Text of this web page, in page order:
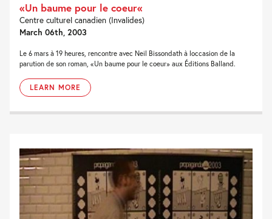
«Un baume pour le coeur«
Centre culturel canadien (Invalides)
March 06th, 2003
Le 6 mars à 19 heures, rencontre avec Neil Bissondath à loccasion de la
parution de son roman, «Un baume pour le coeur» aux Éditions Balland.
LEARN MORE